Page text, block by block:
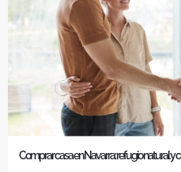
Comprar casa en Navarra: refugio natural